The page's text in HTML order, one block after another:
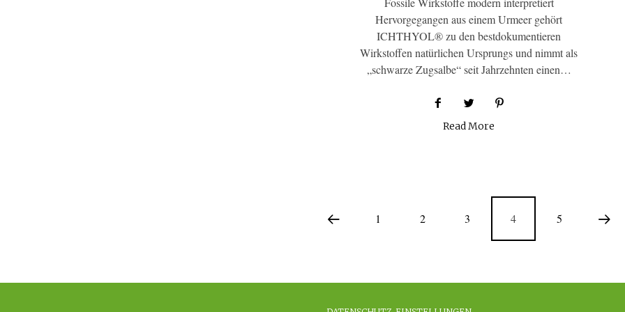
Hervorgegangen aus einem Urmeer gehört
ICHTHYOL® zu den bestdokumentieren
Wirkstoffen natürlichen Ursprungs und nimmt als
„schwarze Zugsalbe“ seit Jahrzehnten einen…
Read More
1 2 3 4 5